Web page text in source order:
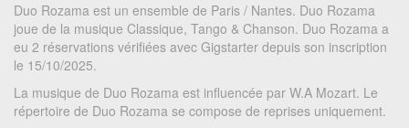
Duo Rozama est un ensemble de Paris / Nantes. Duo Rozama
joue de la musique Classique, Tango & Chanson. Duo Rozama a
eu 2 réservations vérifiées avec Gigstarter depuis son inscription
le 15/10/2025.
La musique de Duo Rozama est influencée par W.A Mozart. Le
répertoire de Duo Rozama se compose de reprises uniquement.